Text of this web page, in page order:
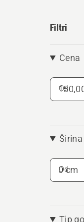
Filtri
Cena
Od
Od
Tip